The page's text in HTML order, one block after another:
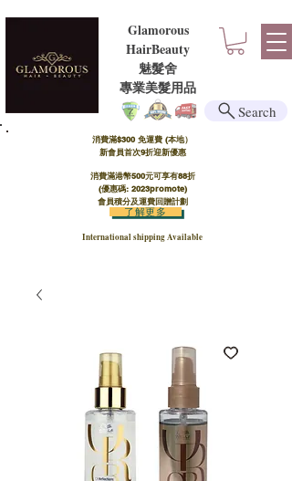
Glamorous
HairBeauty
魅髮舍
​​專業美髮用品
消費滿$300 免運費 (本地）​
新會員首次9折迎新優惠
消費滿港幣500元可享有88折
(優惠碼: 2023promote)
會員積分及運費回贈計劃
International shipping Available
了解更多
Search